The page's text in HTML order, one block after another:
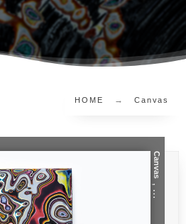
HOME Canvas
Canvas
, …